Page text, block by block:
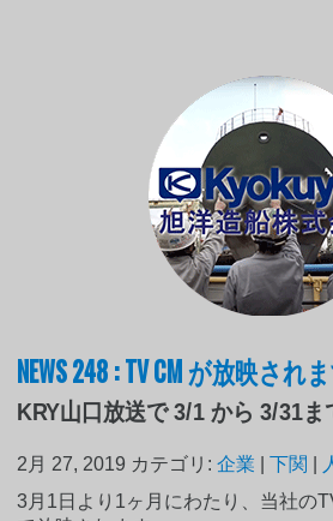
NEWS 248 : TV CM が放映され
KRY山口放送で 3/1 から 3/31ま
2月 27, 2019 カテゴリ:企業 |下関
3月1日より1ヶ月にわたり、当社の